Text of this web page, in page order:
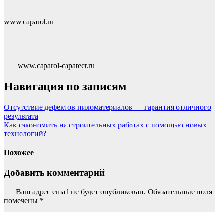
www.caparol.ru
www.caparol-capatect.ru
Навигация по записям
Отсутствие дефектов пиломатериалов — гарантия отличного
результата
Как сэкономить на строительных работах с помощью новых
технологий?
Похожее
Добавить комментарий
Ваш адрес email не будет опубликован. Обязательные поля
помечены *